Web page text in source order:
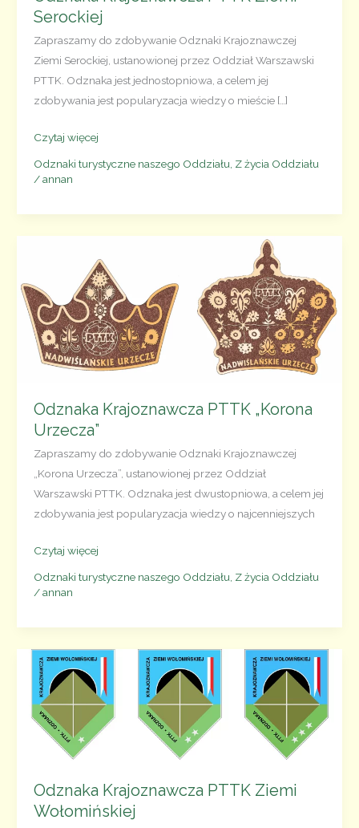
Serockiej
Zapraszamy do zdobywanie Odznaki Krajoznawczej
Ziemi Serockiej, ustanowionej przez Oddział Warszawski
PTTK. Odznaka jest jednostopniowa, a celem jej
zdobywania jest popularyzacja wiedzy o mieście […]
Odznaka
PTTK
Serockiej
Czytaj więcej
Odznaki turystyczne naszego Oddziału Z życia Oddziału
/annan
Odznaka Krajoznawcza PTTK „Korona
Urzecza”
Zapraszamy do zdobywanie Odznaki Krajoznawczej
„Korona Urzecza”, ustanowionej przez Oddział
Warszawski PTTK. Odznaka jest dwustopniowa, a celem jej
zdobywania jest popularyzacja wiedzy o najcenniejszych
Odznaka
PTTK
Urzecza”
Czytaj więcej
Odznaki turystyczne naszego Oddziału Z życia Oddziału
/annan
Odznaka Krajoznawcza PTTK Ziemi
Wołomińskiej